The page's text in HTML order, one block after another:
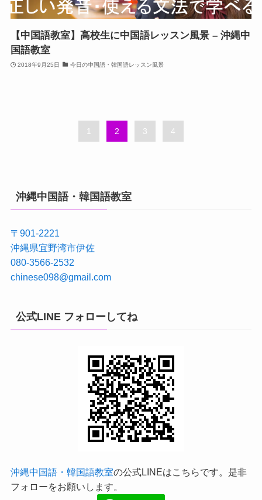
【中国語教室】高校生に中国語レッスン風景 – 沖縄中
国語教室
2018年9月25日 今日の中国語・韓国語レッスン風景
1 2 3 4
沖縄中国語・韓国語教室
〒901-2221
沖縄県宜野湾市伊佐
080-3566-2532
chinese098@gmail.com
公式LINE フォローしてね
沖縄中国語・韓国語教室の公式LINEはこちらです。是非
フォローをお願いします。